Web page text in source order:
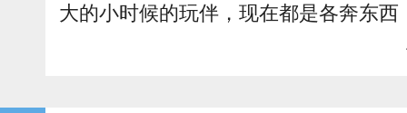
大的小时候的玩伴，现在都是各奔东西